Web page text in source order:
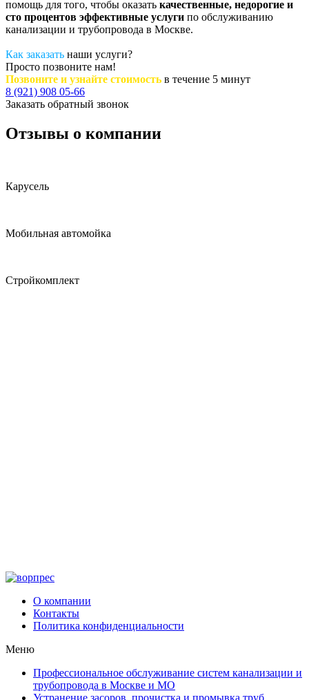
помощь для того, чтобы оказать качественные, недорогие и
сто процентов эффективные услуги по обслуживанию
канализации и трубопровода в Москве.
Как заказать наши услуги?
Просто позвоните нам!
Позвоните и узнайте стоимость в течение 5 минут
8 (921) 908 05-66
Заказать обратный звонок
Отзывы о компании
Карусель
Мобильная автомойка
Стройкомплект
О компании
Контакты
Политика конфиденциальности
Меню
Профессиональное обслуживание систем канализации и
трубопровода в Москве и МО